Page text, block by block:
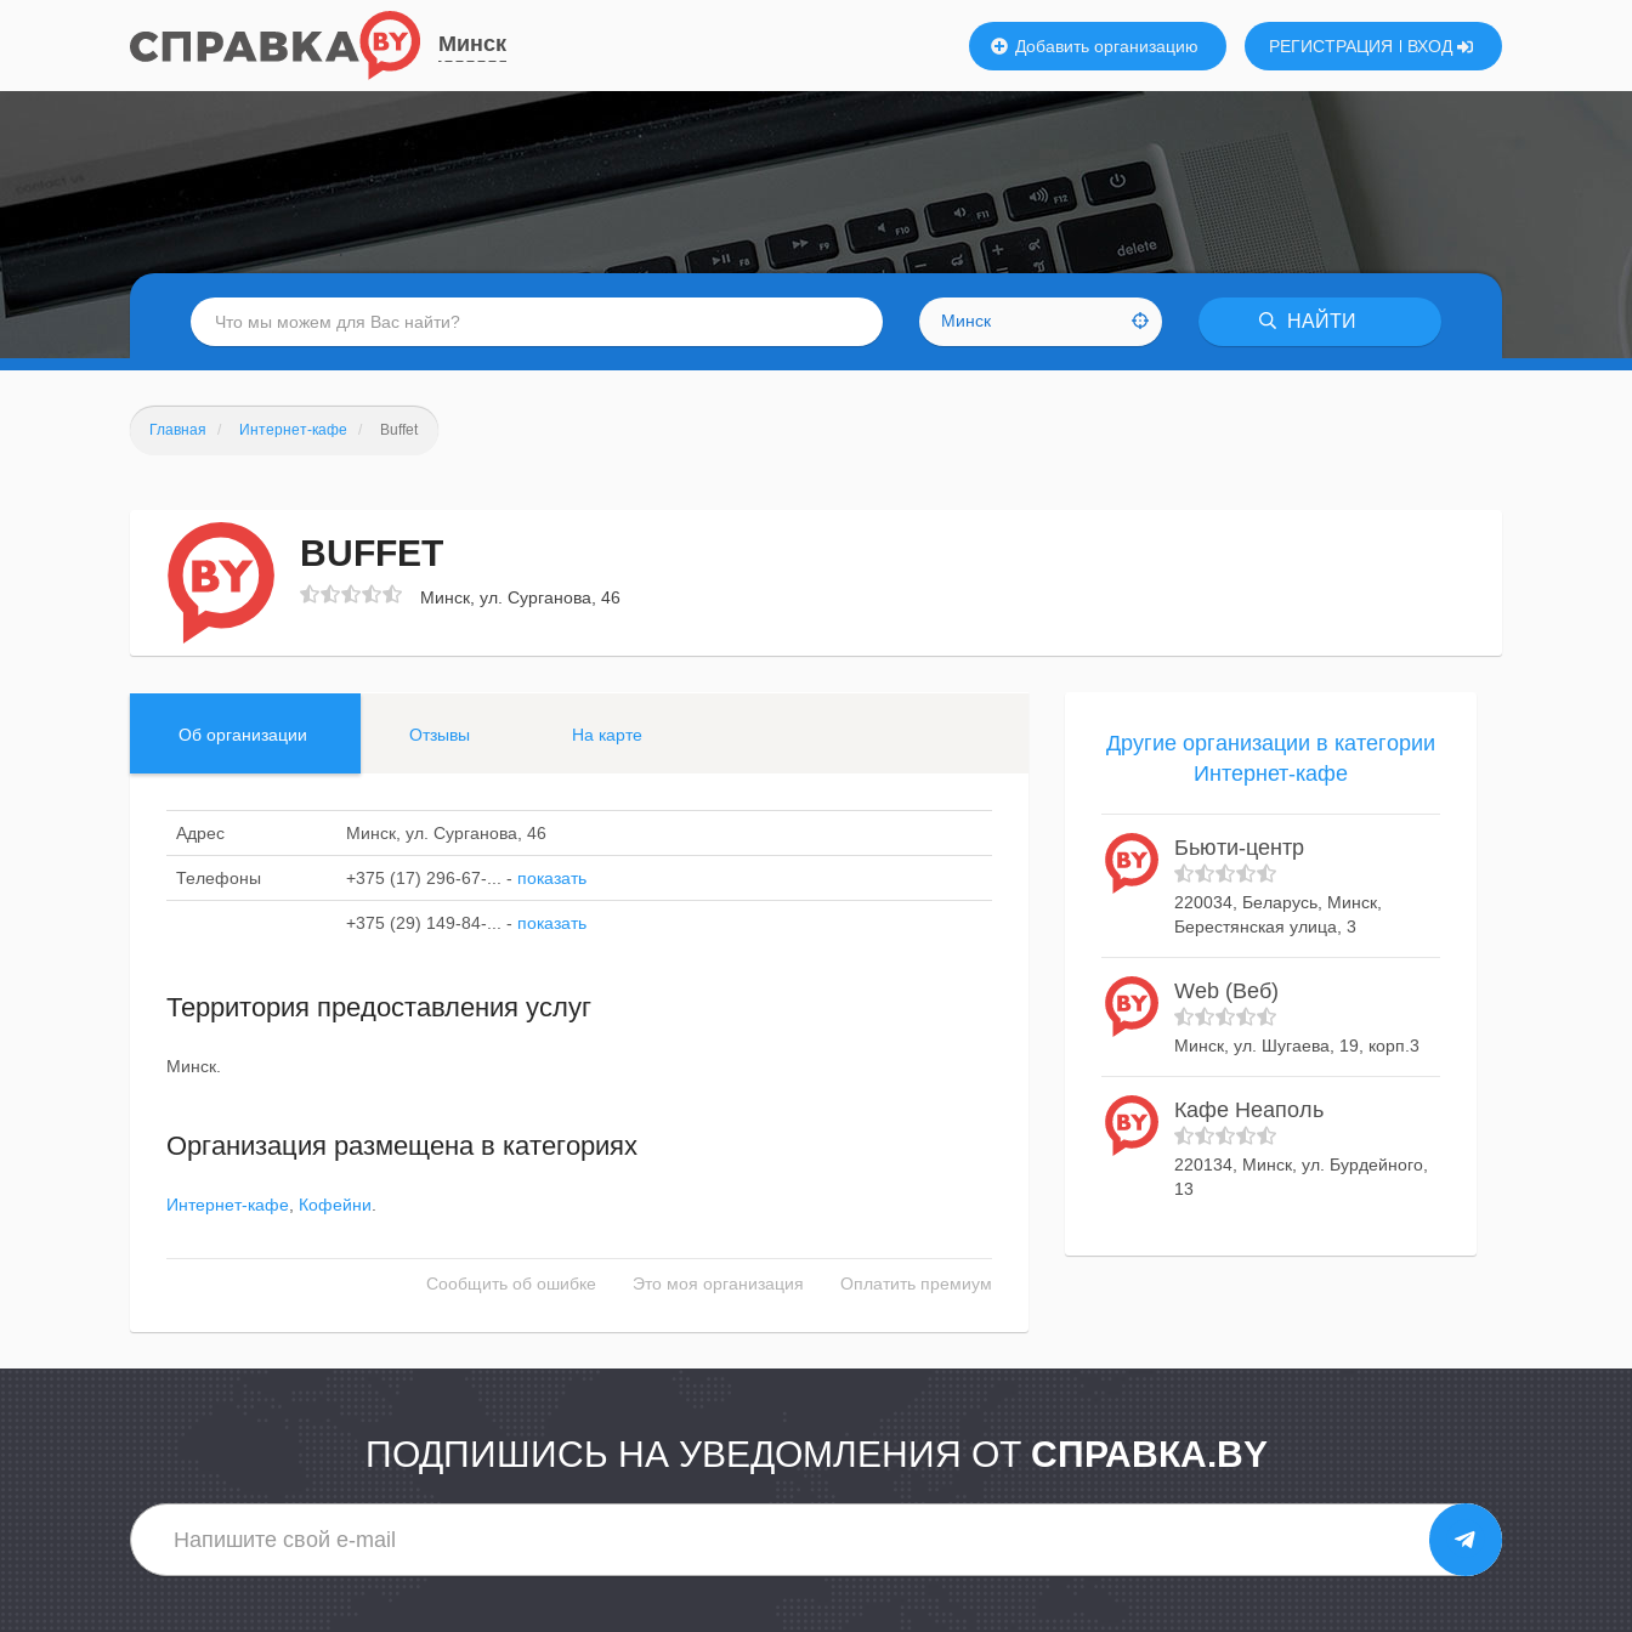
Минск Добавить организацию РЕГИСТРАЦИЯ ВХОД
Минск НАЙТИ
Главная Интернет-кафе Buffet
BUFFET
Минск, ул. Сурганова, 46
Об организации Отзывы На карте
Адрес Минск, ул. Сурганова, 46
Телефоны +375 (17) 296-67-... - показать
+375 (29) 149-84-... - показать
Территория предоставления услуг
Минск.
Организация размещена в категориях
Интернет-кафе Кофейни
Сообщить об ошибке Это моя организация Оплатить премиум
Другие организации в категории
Интернет-кафе
Бьюти-центр
220034, Беларусь, Минск,
Берестянская улица, 3
Web (Веб)
Минск, ул. Шугаева, 19, корп.3
Кафе Неаполь
220134, Минск, ул. Бурдейного,
13
ПОДПИШИСЬ НА УВЕДОМЛЕНИЯ ОТ СПРАВКА.BY